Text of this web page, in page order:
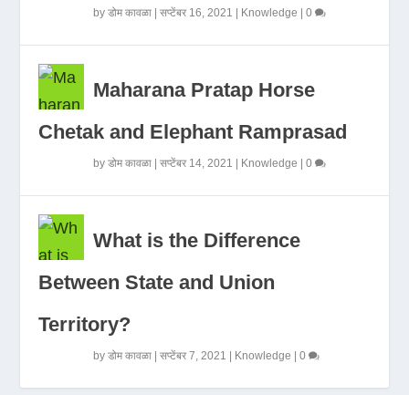
byडोम कावळा |सप्टेंबर 16, 2021 Knowledge |0
Maharana Pratap Horse
Chetak and Elephant Ramprasad
byडोम कावळा |सप्टेंबर 14, 2021 Knowledge |0
What is the Difference
Between State and Union
Territory?
byडोम कावळा |सप्टेंबर 7, 2021 Knowledge |0